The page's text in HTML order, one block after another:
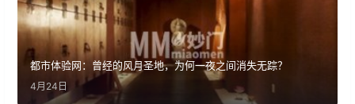
都市体验网：曾经的风月圣地，为何一夜之间消失无踪？
4月24日